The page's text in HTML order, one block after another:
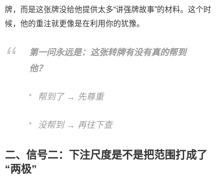
牌，而是这张牌没给他提供太多“讲强牌故事”的材料。这个时
候，他的重注就更像是在利用你的犹豫。
第一问永远是：这张转牌有没有真的帮到
他？
帮到了 → 先尊重
没帮到 → 再往下查
二、信号二：下注尺度是不是把范围打成了
“两极”